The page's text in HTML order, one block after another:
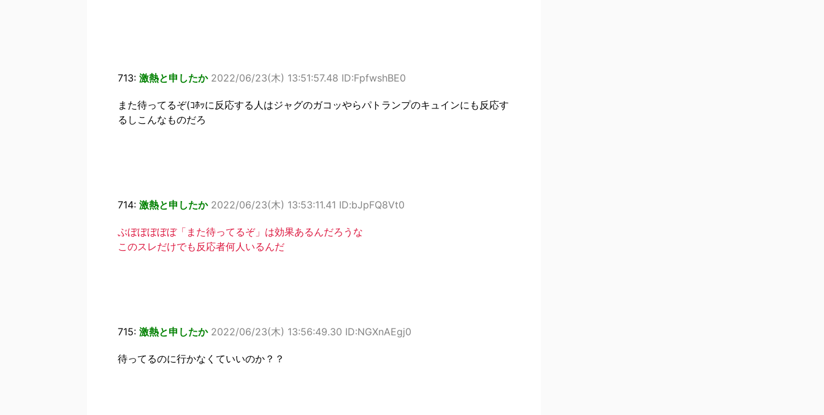
713: 激熱と申したか 2022/06/23(木) 13:51:57.48 ID:FpfwshBE0
また待ってるぞ(ｺﾎｯに反応する人はジャグのガコッやらパトランプのキュインにも反応す
るしこんなものだろ
714: 激熱と申したか 2022/06/23(木) 13:53:11.41 ID:bJpFQ8Vt0
ぶぼぼぼぼぼ「また待ってるぞ」は効果あるんだろうな
このスレだけでも反応者何人いるんだ
715: 激熱と申したか 2022/06/23(木) 13:56:49.30 ID:NGXnAEgj0
待ってるのに行かなくていいのか？？